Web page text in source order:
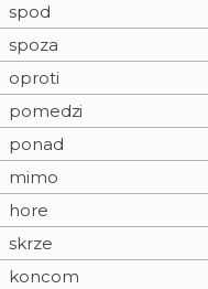
spod
spoza
oproti
pomedzi
ponad
mimo
hore
skrze
koncom